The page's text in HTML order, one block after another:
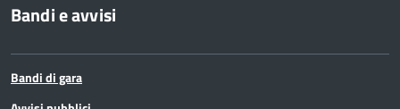
Bandi e avvisi
Bandi di gara